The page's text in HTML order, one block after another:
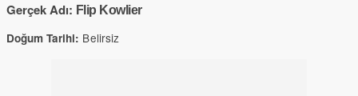
Gerçek Adı: Flip Kowlier
Doğum Tarihi: Belirsiz